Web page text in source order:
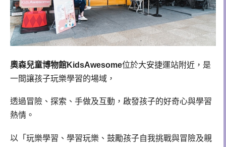
奧森兒童博物館KidsAwesome位於大安捷運站附近，是
一間讓孩子玩樂學習的場域，
透過冒險、探索、手做及互動，啟發孩子的好奇心與學習
熱情。
以「玩樂學習、學習玩樂、鼓勵孩子自我挑戰與冒險及親